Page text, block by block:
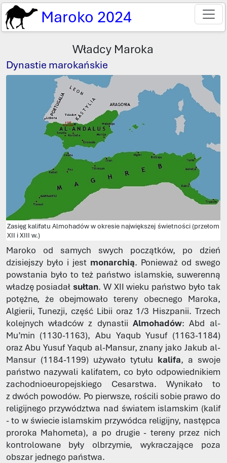
Maroko 2024
Władcy Maroka
Dynastie marokańskie
Zasięg kalifatu Almohadów w okresie największej świetności (przełom
XII i XIII w.)
Maroko od samych swych początków, po dzień
dzisiejszy było i jest monarchią. Ponieważ od swego
powstania było to też państwo islamskie, suwerenną
władzę posiadał sułtan. W XII wieku państwo było tak
potężne, że obejmowało tereny obecnego Maroka,
Algierii, Tunezji, część Libii oraz 1/3 Hiszpanii. Trzech
kolejnych władców z dynastiiAlmohadów: Abd al-
Mu’min (1130-1163), Abu Yaqub Yusuf (1163-1184)
oraz Abu Yusuf Yaqub al-Mansur, znany jako Jakub al-
Mansur (1184-1199) używało tytułu kalifa, a swoje
państwo nazywali kalifatem, co było odpowiednikiem
zachodnioeuropejskiego Cesarstwa. Wynikało to
z dwóch powodów. Po pierwsze, rościli sobie prawo do
religijnego przywództwa nad światem islamskim (kalif
- to w świecie islamskim przywódca religijny, następca
proroka Mahometa), a po drugie - tereny przez nich
kontrolowane były olbrzymie, wykraczające poza
obszar jednego państwa.